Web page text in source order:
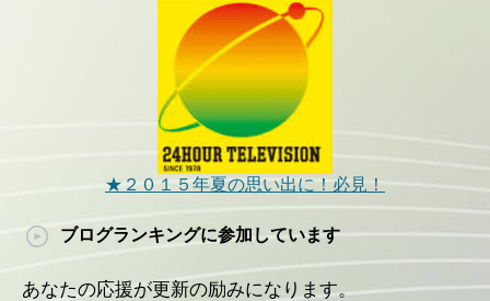
★２０１５年夏の思い出に！必見！
ブログランキングに参加しています
あなたの応援が更新の励みになります。